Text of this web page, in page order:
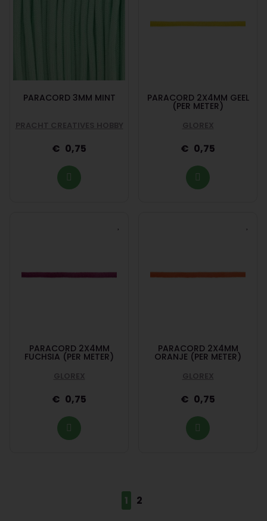
PARACORD 3MM MINT
PRACHT CREATIVES HOBBY
0,75
PARACORD 2X4MM GEEL
(PER METER)
GLOREX
0,75
PARACORD 2X4MM
FUCHSIA (PER METER)
GLOREX
0,75
PARACORD 2X4MM
ORANJE (PER METER)
GLOREX
0,75
1 2